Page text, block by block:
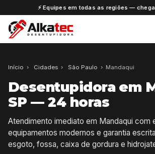
⚡ Equipes em todas as regiões —
Início › Cidades › São Paulo › Mandaqui
Desentupidora em
SP — 24 horas
Atendimento imediato em Mandaqui com
equipamentos modernos e garantia
esgoto, fossa, caixa de gordura e